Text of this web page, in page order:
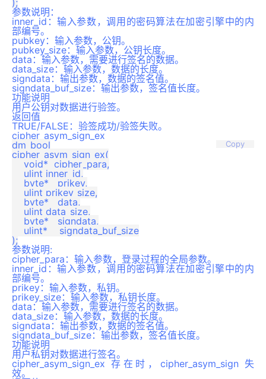
参数说明：
inner_id：输入参数，调用的密码算法在加密引擎中的内
部编号。
pubkey：输入参数，公钥。
pubkey_size：输入参数，公钥长度。
data：输入参数，需要进行签名的数据。
data_size：输入参数，数据的长度。
signdata：输出参数，数据的签名值。
signdata_buf_size：输出参数，签名值长度。
功能说明
用户公钥对数据进行验签。
返回值
TRUE/FALSE：验签成功/验签失败。
cipher_asym_sign_ex
Copy
dm_bool
cipher_asym_sign_ex(
    void*  cipher_para,
    ulint inner_id,
    byte*   prikey,
    ulint prikey_size,
    byte*   data,
    ulint data_size,
    byte*   signdata,
    ulint*    signdata_buf_size
参数说明:
cipher_para：输入参数，登录过程的全局参数。
inner_id：输入参数，调用的密码算法在加密引擎中的内
部编号。
prikey：输入参数，私钥。
prikey_size：输入参数，私钥长度。
data：输入参数，需要进行签名的数据。
data_size：输入参数，数据的长度。
signdata：输出参数，数据的签名值。
signdata_buf_size：输出参数，签名值长度。
功能说明
用户私钥对数据进行签名。
cipher_asym_sign_ex 存在时，cipher_asym_sign 失
效。